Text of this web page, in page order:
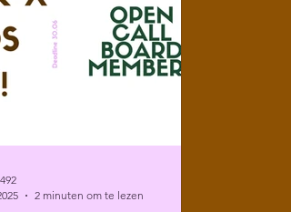
2 minuten om te lezen